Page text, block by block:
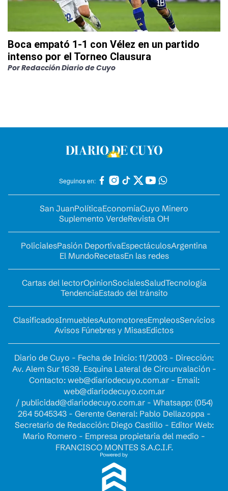
Boca empató 1-1 con Vélez en un partido
intenso por el Torneo Clausura
PorRedacción Diario de Cuyo
Seguinos en:
San JuanPolíticaEconomíaCuyo Minero
Suplemento VerdeRevista OH
PolicialesPasión DeportivaEspectáculosArgentina
El MundoRecetasEn las redes
Cartas del lectorOpinionSocialesSaludTecnología
TendenciaEstado del tránsito
ClasificadosInmueblesAutomotoresEmpleosServicios
Avisos Fúnebres y MisasEdictos
Diario de Cuyo - Fecha de Inicio: 11/2003 - Dirección:
Av. Alem Sur 1639. Esquina Lateral de Circunvalación -
Contacto: web@diariodecuyo.com.ar- Email:
web@diariodecuyo.com.ar
/ publicidad@diariodecuyo.com.ar- Whatsapp: (054)
264 5045343 - Gerente General: Pablo Dellazoppa -
Secretario de Redacción: Diego Castillo - Editor Web:
Mario Romero - Empresa propietaria del medio -
FRANCISCO MONTES S.A.C.I.F.